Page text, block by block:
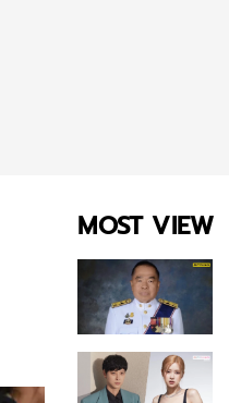
MOST VIEW